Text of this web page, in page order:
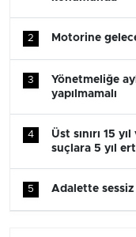
2 Motorine
3
Yönetmeliğe
yapılmamalı
4
Üst sınırı 15
suçlara 5 yıl
5 Adalette